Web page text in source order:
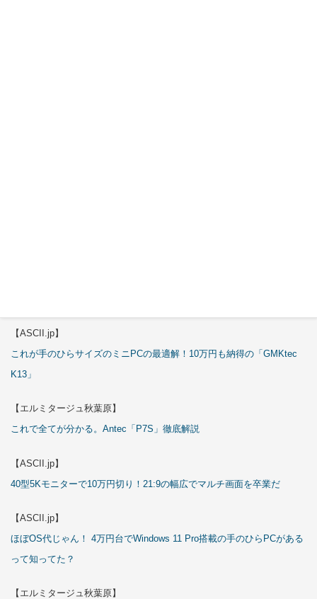
【ASCII.jp】
これが手のひらサイズのミニPCの最適解！10万円も納得の「GMKtec
K13」
【エルミタージュ秋葉原】
これで全てが分かる。Antec「P7S」徹底解説
【ASCII.jp】
40型5Kモニターで10万円切り！21:9の幅広でマルチ画面を卒業だ
【ASCII.jp】
ほぼOS代じゃん！ 4万円台でWindows 11 Pro搭載の手のひらPCがある
って知ってた？
【エルミタージュ秋葉原】